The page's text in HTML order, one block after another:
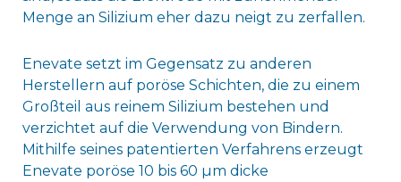
Menge an Silizium eher dazu neigt zu zerfallen.
Enevate setzt im Gegensatz zu anderen
Herstellern auf poröse Schichten, die zu einem
Großteil aus reinem Silizium bestehen und
verzichtet auf die Verwendung von Bindern.
Mithilfe seines patentierten Verfahrens erzeugt
Enevate poröse 10 bis 60 µm dicke